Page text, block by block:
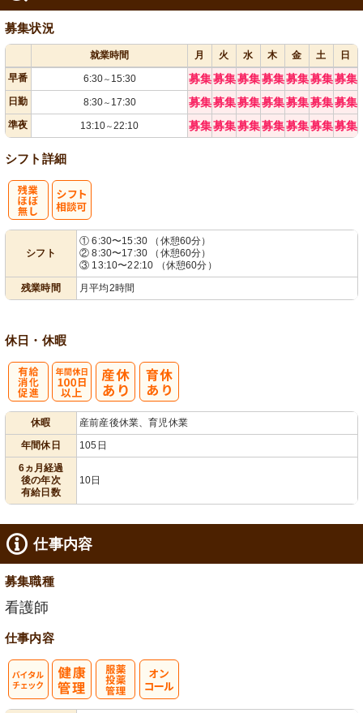
募集状況
就業時間 月 火 水 木 金 土
日
早番
6:30～ 15:30 募集募集募集募集募集募集募集
日勤 8:30～ 17:30 募集募集募集募集募集募集募集
準夜 13:10～22:10 募集募集募集募集募集募集募集
シフト詳細
シフト
① 6:30〜15:30 （休憩60分）
② 8:30〜17:30 （休憩60分）
③ 13:10〜22:10 （休憩60分）
残業時間
月平均2時間
休日・休暇
休暇
産前産後休業、育児休業
年間休日
105日
6ヵ月経過
後の年次
有給日数
10日
仕事内容
募集職種
看護師
仕事内容